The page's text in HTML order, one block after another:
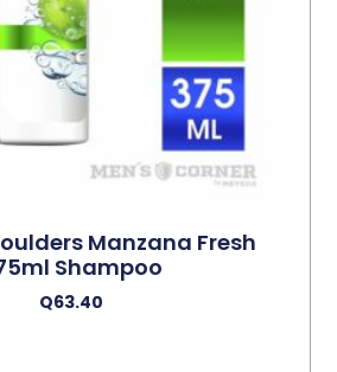
Manzana Fresh
Shampoo
Q63.40